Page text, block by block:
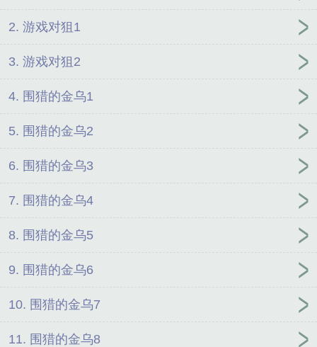
2. 游戏对狙1
3. 游戏对狙2
4. 围猎的金乌1
5. 围猎的金乌2
6. 围猎的金乌3
7. 围猎的金乌4
8. 围猎的金乌5
9. 围猎的金乌6
10. 围猎的金乌7
11. 围猎的金乌8